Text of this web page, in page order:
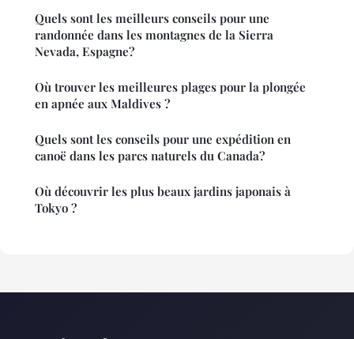
Quels sont les meilleurs conseils pour une
randonnée dans les montagnes de la Sierra
Nevada, Espagne?
Où trouver les meilleures plages pour la plongée
en apnée aux Maldives ?
Quels sont les conseils pour une expédition en
canoë dans les parcs naturels du Canada?
Où découvrir les plus beaux jardins japonais à
Tokyo ?